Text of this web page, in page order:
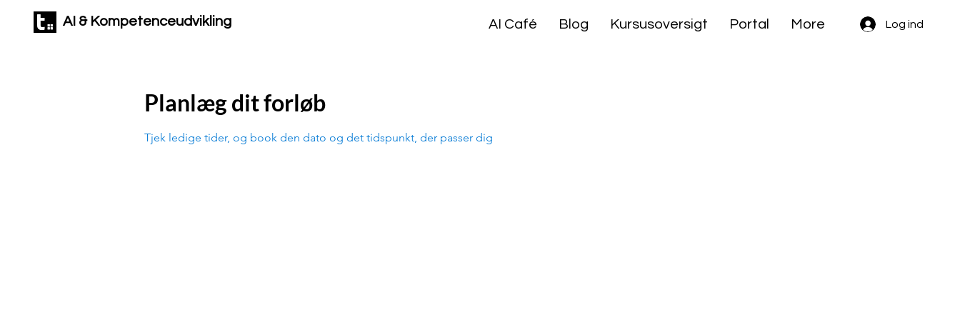
AI & Kompetenceudvikling AI Café Blog Kursusoversigt Portal More Log ind
Planlæg dit forløb
Tjek ledige tider, og book den dato og det tidspunkt, der passer dig